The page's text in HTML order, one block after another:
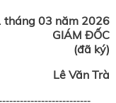
tháng 03 năm 2026
GIÁM ĐỐC
(đã ký)
Lê Văn Trà